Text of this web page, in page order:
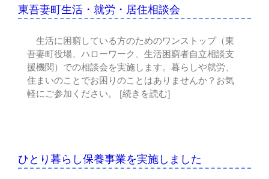
東吾妻町生活・就労・居住相談会
生活に困窮している方のためのワンストップ（東
吾妻町役場、ハローワーク、生活困窮者自立相談支
援機関）での相談会を実施します。暮らしや就労、
住まいのことでお困りのことはありませんか？お気
軽にご参加ください。 [続きを読む]
ひとり暮らし保養事業を実施しました